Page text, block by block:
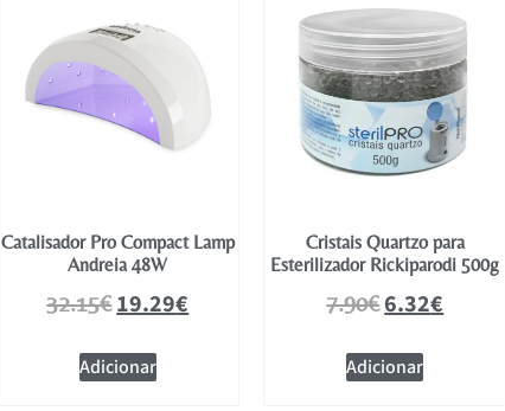
Catalisador Pro Compact Lamp
Andreia 48W
32.15€19.29€
Adicionar
Cristais Quartzo para
Esterilizador Rickiparodi 500g
7.90€6.32€
Adicionar